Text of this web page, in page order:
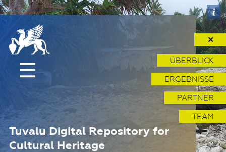
Tuvalu Digital Repository for
Cultural Heritage
✕
ÜBERBLICK
ERGEBNISSE
PARTNER
TEAM